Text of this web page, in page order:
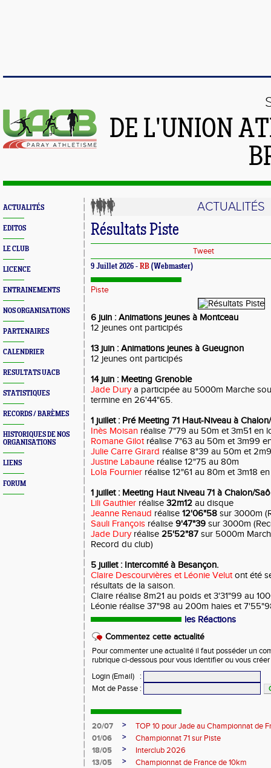
DE L'UNION
ACTUALITÉS
EDITOS
LE CLUB
LICENCE
ENTRAINEMENTS
NOS ORGANISATIONS
PARTENAIRES
CALENDRIER
RESULTATS UACB
STATISTIQUES
RECORDS / BARÈMES
HISTORIQUES DE NOS
ORGANISATIONS
LIENS
FORUM
ACTUALITÉS
Résultats Piste
Tweet
9 Juillet 2026 - RB (Webmaster)
Piste
6 juin : Animations jeunes à Montceau
12 jeunes ont participés
13 juin : Animations jeunes à Gueugnon
12 jeunes ont participés
14 juin : Meeting Grenoble
Jade Durya participée au 5000m Marche
termine en 26'44"65.
1 juillet : Pré Meeting 71 Haut-Niveau à
Inès Moisan réalise 7"79 au 50m et 3m51 en
Romane Gilotréalise 7"63 au 50m et 3m99
Julie Carre Girard réalise 8"39 au 50m et
Justine Labaune réalise 12"75 au 80m
Lola Fournier réalise 12"61 au 80m et 3m18
1 juillet : Meeting Haut Niveau 71 à Chalon/
Lili Gauthier réalise 32m12 au disque
Jeanne Renaud réalise 12'06"58 sur 3000m
Sauli François réalise 9'47"39 sur 3000m
Jade Duryréalise 25'52"87 sur 5000m
Record du club)
5 juillet : Intercomité à Besançon.
Claire Descourvières et Léonie Velutont été
résultats de la saison.
Claire réalise 8m21 au poids et 3'31"99 au
Léonie réalise 37"98 au 200m haies et
les Réactions
Commentez cette actualité
Pour commenter une actualité il faut posséder un
rubrique ci-dessous pour vous identifier ou vous
Login (Email)
:
Mot de Passe :
20/07 >
TOP 10 pour Jade au Championnat de
01/06
>
Championnat 71 sur Piste
18/05
>
Interclub 2026
13/05
>
Championnat de France de 10km